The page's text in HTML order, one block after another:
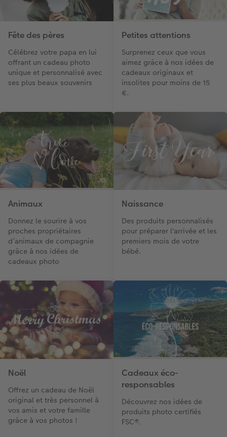
Fête des pères
Célébrez votre papa en lui
offrant un cadeau photo
unique et personnalisé avec
ses plus beaux souvenirs
Petites attentions
Surprenez ceux que vous
aimez grâce à nos idées de
cadeaux originaux et
insolites pour moins de 15
€.
Animaux
Donnez le sourire à vos
proches propriétaires
d’animaux de compagnie
grâce à nos idées de
cadeaux photo
Naissance
Des produits personnalisés
pour préparer l'arrivée et les
premiers mois de votre
bébé.
Noël
Offrez un cadeau de Noël
original et très personnel à
vos amis et votre famille
grâce à vos photos !
Cadeaux éco-
responsables
Découvrez nos idées de
produits photo certifiés
FSC®.